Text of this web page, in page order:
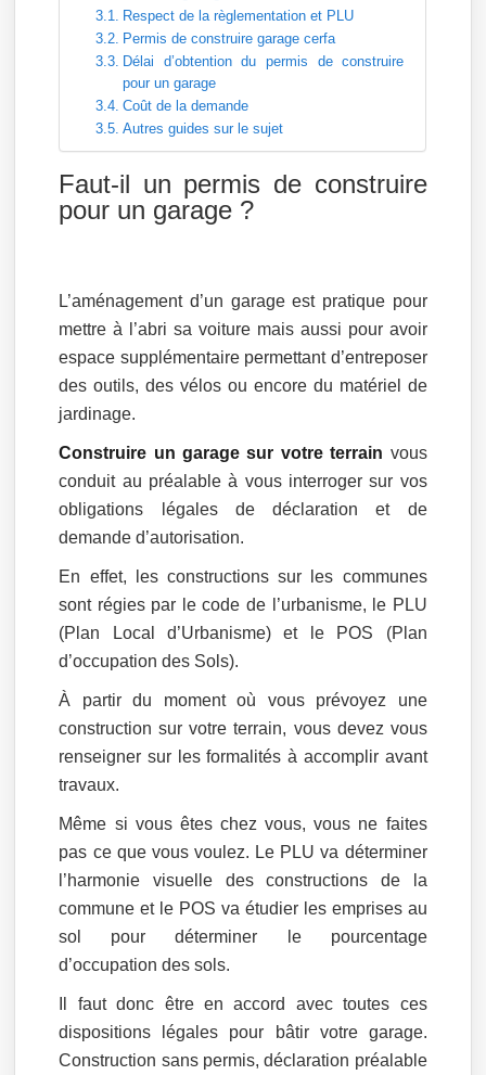
Respect de la règlementation et PLU
Permis de construire garage cerfa
Délai d’obtention du permis de construire
pour un garage
Coût de la demande
Autres guides sur le sujet
Faut-il un permis de construire
pour un garage ?
L’aménagement d’un garage est pratique pour
mettre à l’abri sa voiture mais aussi pour avoir
espace supplémentaire permettant d’entreposer
des outils, des vélos ou encore du matériel de
jardinage.
Construire un garage sur votre terrain vous
conduit au préalable à vous interroger sur vos
obligations légales de déclaration et de
demande d’autorisation.
En effet, les constructions sur les communes
sont régies par le code de l’urbanisme, le PLU
(Plan Local d’Urbanisme) et le POS (Plan
d’occupation des Sols).
À partir du moment où vous prévoyez une
construction sur votre terrain, vous devez vous
renseigner sur les formalités à accomplir avant
travaux.
Même si vous êtes chez vous, vous ne faites
pas ce que vous voulez. Le PLU va déterminer
l’harmonie visuelle des constructions de la
commune et le POS va étudier les emprises au
sol pour déterminer le pourcentage
d’occupation des sols.
Il faut donc être en accord avec toutes ces
dispositions légales pour bâtir votre garage.
Construction sans permis, déclaration préalable